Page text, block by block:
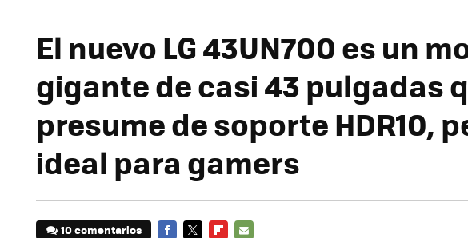
El nuevo LG 43UN700 es un
gigante de casi 43 pulgadas
presume de soporte HDR10,
ideal para gamers
10 comentarios